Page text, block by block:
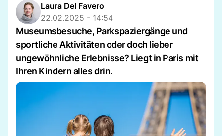
Laura Del Favero
22.02.2025 - 14:54
Museumsbesuche, Parkspaziergänge und
sportliche Aktivitäten oder doch lieber
ungewöhnliche Erlebnisse? Liegt in Paris mit
Ihren Kindern alles drin.